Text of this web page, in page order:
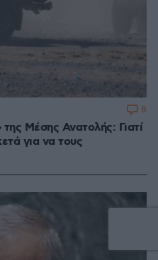
Μέσης Ανατολής: Γιατί
για να τους
8